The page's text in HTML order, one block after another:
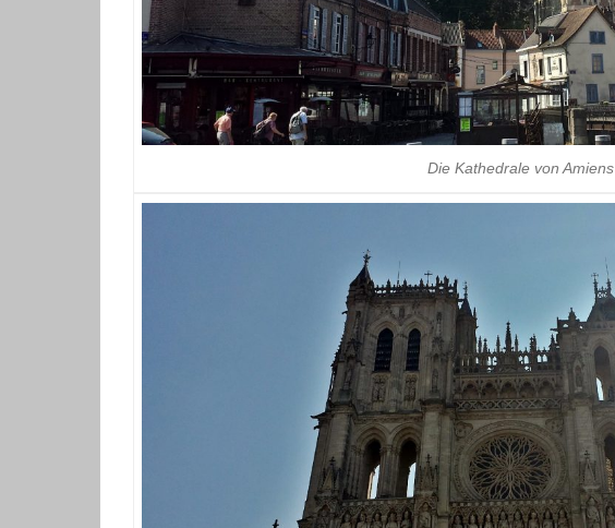
Die Kathedrale von Amiens